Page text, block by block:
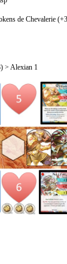
de Chevalerie
> Alexian 1